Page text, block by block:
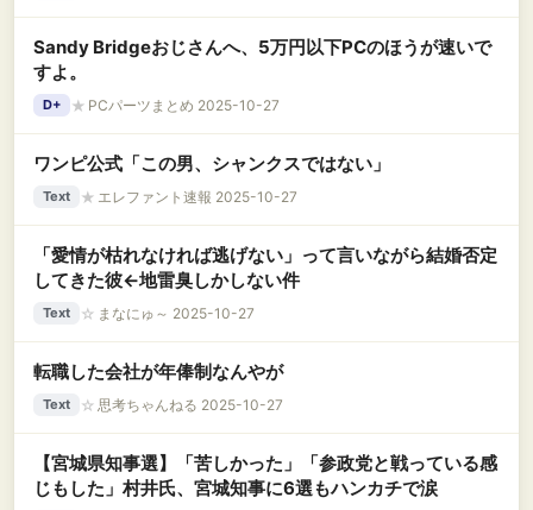
Sandy Bridgeおじさんへ、5万円以下PCのほうが速いで
すよ。
D+ ★ PCパーツまとめ 2025-10-27
ワンピ公式「この男、シャンクスではない」
Text ★ エレファント速報 2025-10-27
「愛情が枯れなければ逃げない」って言いながら結婚否定
してきた彼←地雷臭しかしない件
Text ☆ まなにゅ～ 2025-10-27
転職した会社が年俸制なんやが
Text ☆ 思考ちゃんねる 2025-10-27
【宮城県知事選】「苦しかった」「参政党と戦っている感
じもした」村井氏、宮城知事に6選もハンカチで涙